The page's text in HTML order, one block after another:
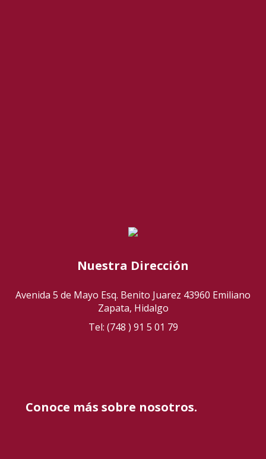
Nuestra Dirección
Avenida 5 de Mayo Esq. Benito Juarez 43960 Emiliano
Zapata, Hidalgo
Tel: (748 ) 91 5 01 79
Conoce más sobre nosotros.